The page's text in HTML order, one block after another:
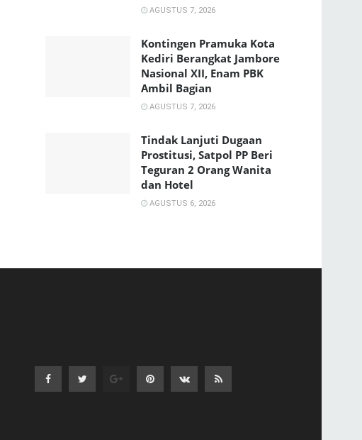
AGUSTUS 7, 2026
Kontingen Pramuka Kota
Kediri Berangkat Jambore
Nasional XII, Enam PBK
Ambil Bagian
AGUSTUS 7, 2026
Tindak Lanjuti Dugaan
Prostitusi, Satpol PP Beri
Teguran 2 Orang Wanita
dan Hotel
AGUSTUS 6, 2026